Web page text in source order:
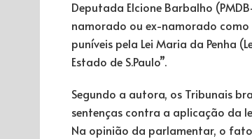
Deputada Elcione Barbalho
namorado ou ex-namorado
puníveis pela Lei Maria da Penha
Estado de S.Paulo”.
Segundo a autora, os Tribunais
sentenças contra a aplicação da
Na opinião da parlamentar, o